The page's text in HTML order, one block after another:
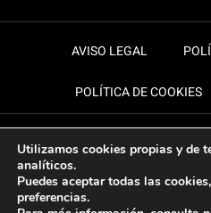
AVISO LEGAL
POLÍTICA DE COOKIES
Utilizamos cookies propias y de
analíticos.
Puedes aceptar todas las
preferencias.